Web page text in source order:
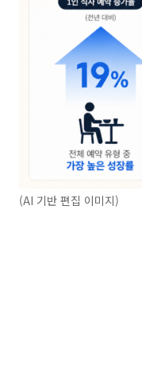
(AI 기반 편집 이미지)